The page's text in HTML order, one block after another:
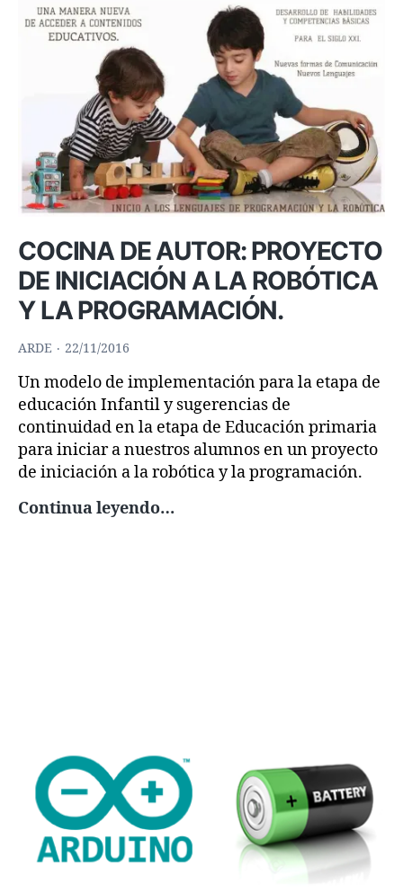
COCINA DE AUTOR: PROYECTO
DE INICIACIÓN A LA ROBÓTICA
Y LA PROGRAMACIÓN.
ARDE 22/11/2016
Un modelo de implementación para la etapa de
educación Infantil y sugerencias de
continuidad en la etapa de Educación primaria
para iniciar a nuestros alumnos en un proyecto
de iniciación a la robótica y la programación.
Continua leyendo…COCINA
PROGRAMACIÓN.